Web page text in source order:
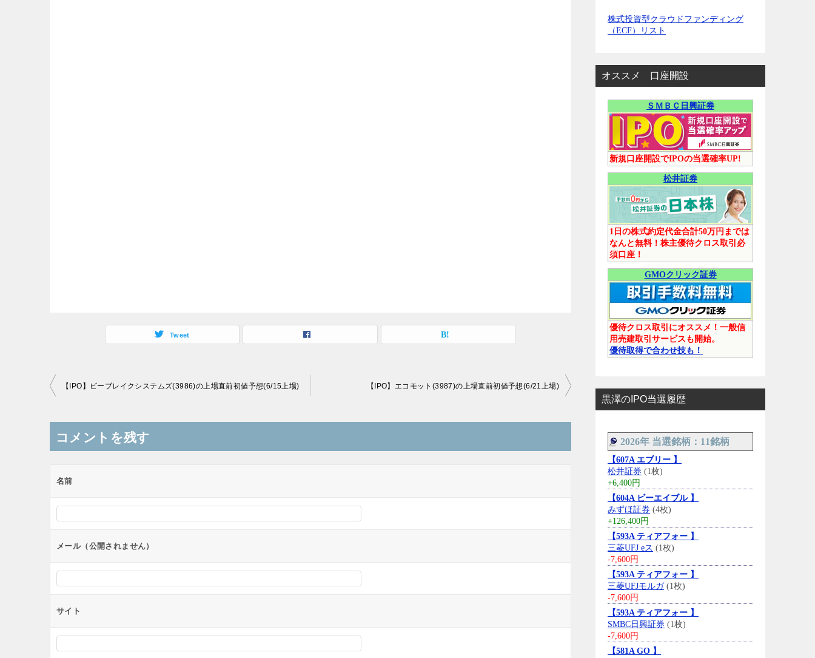
Tweet
投
ナ
ビ
ー
ョ
ン
【IPO】ビーブレイクシステムズ(3986)の上場直前初値予想(6/15上場) 【IPO】エコモット(3987)の上場直前初値予想(6/21上場)
コメントを残す
名前
メール（公開されません）
サイト
株式投資型クラウドファンディング
（ECF）リスト
オススメ 口座開設
ＳＭＢＣ日興証券
新規口座開設でIPOの当選確率UP!
松井証券
1日の株式約定代金合計50万円までは
なんと無料！株主優待クロス取引必
須口座！
GMOクリック証券
優待クロス取引にオススメ！一般信
用売建取引サービスも開始。
優待取得で合わせ技も！
黒澤のIPO当選履歴
2026年 当選銘柄：11銘柄
【607A エブリー 】
松井証券 (1枚)
+6,400円
【604A ビーエイブル 】
みずほ証券 (4枚)
+126,400円
【593A ティアフォー 】
三菱UFJ eス (1枚)
-7,600円
【593A ティアフォー 】
三菱UFJモルガ(1枚)
-7,600円
【593A ティアフォー 】
SMBC日興証券 (1枚)
-7,600円
【581A GO 】